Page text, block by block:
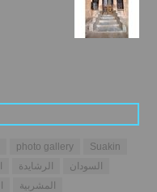
photo gallery
Suakin
الرشايدة
السودان
المشربية